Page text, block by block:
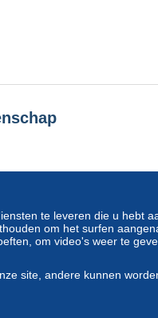
te leveren die u hebt
om het surfen
om video's weer te
site, andere kunnen